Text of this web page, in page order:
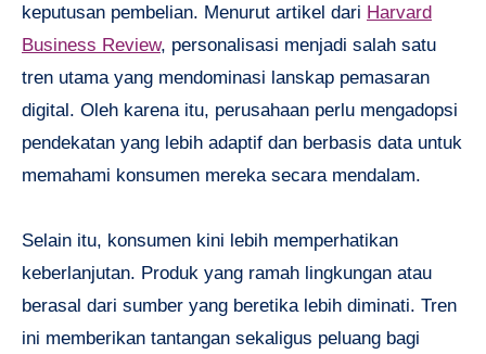
keputusan pembelian. Menurut artikel dari Harvard
Business Review, personalisasi menjadi salah satu
tren utama yang mendominasi lanskap pemasaran
digital. Oleh karena itu, perusahaan perlu mengadopsi
pendekatan yang lebih adaptif dan berbasis data untuk
memahami konsumen mereka secara mendalam.
Selain itu, konsumen kini lebih memperhatikan
keberlanjutan. Produk yang ramah lingkungan atau
berasal dari sumber yang beretika lebih diminati. Tren
ini memberikan tantangan sekaligus peluang bagi